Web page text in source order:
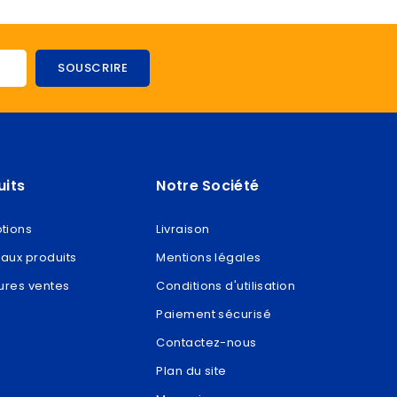
produits
ventes
Notre Société
Livraison
Mentions légales
Conditions d'utilisation
Paiement sécurisé
Contactez-nous
Plan du site